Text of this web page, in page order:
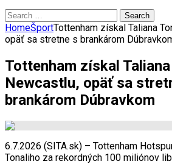
Search
for:
HomeŠportTottenham získal Taliana
opäť sa stretne s brankárom
Tottenham získal
Newcastlu, opäť sa
brankárom Dúbravkom
6.7.2026 (SITA.sk) – Tottenham
Tonaliho za rekordných 100 miliónov